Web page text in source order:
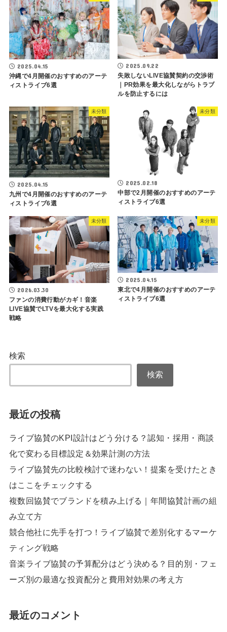
2025.04.15
沖縄で4月開催のおすすめのアーテ
ィストライブ6選
2025.09.22
失敗しないLIVE協賛契約の交渉術
｜PR効果を最大化しながらトラブ
ルを防止するには
未分類
2025.04.15
九州で4月開催のおすすめのアーテ
ィストライブ6選
未分類
2025.02.18
中部で2月開催のおすすめのアーテ
ィストライブ6選
未分類
2026.03.30
ファンの消費行動がカギ！音楽
LIVE協賛でLTVを最大化する実践
戦略
未分類
2025.04.15
東北で4月開催のおすすめのアーテ
ィストライブ6選
検索
検索
最近の投稿
ライブ協賛のKPI設計はどう分ける？認知・採用・商談
化で変わる目標設定＆効果計測の方法
ライブ協賛先の比較検討で迷わない！提案を受けたとき
はここをチェックする
複数回協賛でブランドを積み上げる｜年間協賛計画の組
み立て方
競合他社に先手を打つ！ライブ協賛で差別化するマーケ
ティング戦略
音楽ライブ協賛の予算配分はどう決める？目的別・フェ
ーズ別の最適な投資配分と費用対効果の考え方
最近のコメント